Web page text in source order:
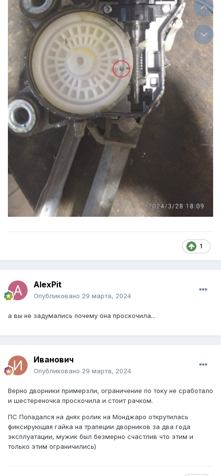
1
AlexPit
Опубликовано 29 марта, 2024
а вы не задумались почему она проскочила...
Иванович
Опубликовано 29 марта, 2024
Верно дворники примерзли, ограничение по току не сработало
и шестереночка проскочила и стоит рачком.
ПС Попадался на днях ролик на Монджаро открутилась
фиксирующая гайка на трапеции дворников за два года
эксплуатации, мужик был безмерно счастлив что этим и
только этим ограничились)